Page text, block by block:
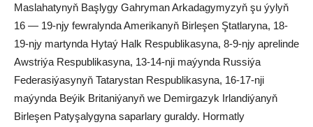
Maslahatynyň Başlygy Gahryman Arkadagymyzyň şu ýylyň
16 — 19-njy fewralynda Amerikanyň Birleşen Ştatlaryna, 18-
19-njy martynda Hytaý Halk Respublikasyna, 8-9-njy aprelinde
Awstriýa Respublikasyna, 13-14-nji maýynda Russiýa
Federasiýasynyň Tatarystan Respublikasyna, 16-17-nji
maýynda Beýik Britaniýanyň we Demirgazyk Irlandiýanyň
Birleşen Patyşalygyna saparlary guraldy. Hormatly